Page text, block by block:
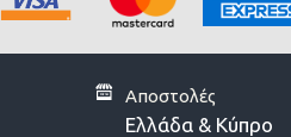
Αποστολές
Ελλάδα & Κύπρο